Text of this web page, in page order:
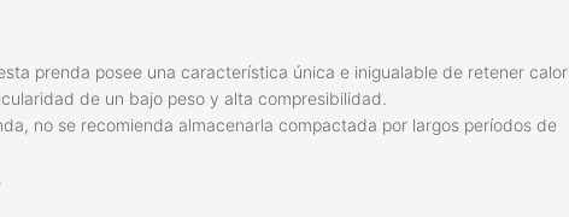
prenda posee una característica única e inigualable de retener calor
de un bajo peso y alta compresibilidad.
no se recomienda almacenarla compactada por largos períodos de